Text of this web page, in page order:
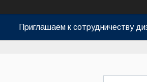
Приглашаем к сотрудничеству